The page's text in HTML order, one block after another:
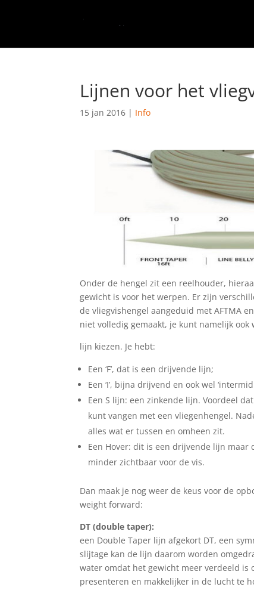
Lijnen voor het
15 jan 2016 | Info
Onder de hengel zit een reelhouder,
gewicht is voor het werpen. Er zijn
de vliegvishengel aangeduid met AFTMA
niet volledig gemaakt, je kunt namelijk ook
lijn kiezen. Je hebt:
Een ‘F’, dat is een drijvende lijn;
Een ‘I’, bijna drijvend en ook wel
Een S lijn: een zinkende lijn. Voordeel
kunt vangen met een vliegenhengel.
alles wat er tussen en omheen zit.
Een Hover: dit is een drijvende lijn
minder zichtbaar voor de vis.
Dan maak je nog weer de keus voor de
weight forward:
DT (double taper):
een Double Taper lijn afgekort DT, een
slijtage kan de lijn daarom worden
water omdat het gewicht meer verdeeld
presenteren en makkelijker in de lucht te